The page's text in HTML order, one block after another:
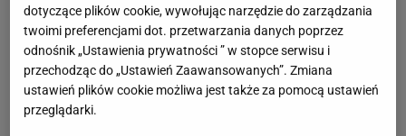
dotyczące plików cookie, wywołując narzędzie do zarządzania
twoimi preferencjami dot. przetwarzania danych poprzez
odnośnik „Ustawienia prywatności ” w stopce serwisu i
przechodząc do „Ustawień Zaawansowanych”. Zmiana
ustawień plików cookie możliwa jest także za pomocą ustawień
przeglądarki.